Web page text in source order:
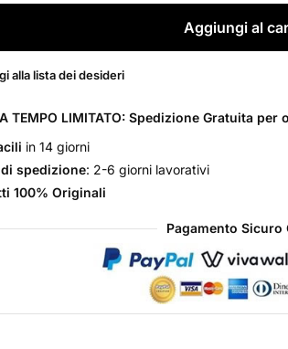
Aggiungi al
alla lista dei desideri
A TEMPO LIMITATO: Spedizione Gratuita
in 14 giorni
spedizione: 2-6 giorni lavorativi
100% Originali
Pagamento Sicuro